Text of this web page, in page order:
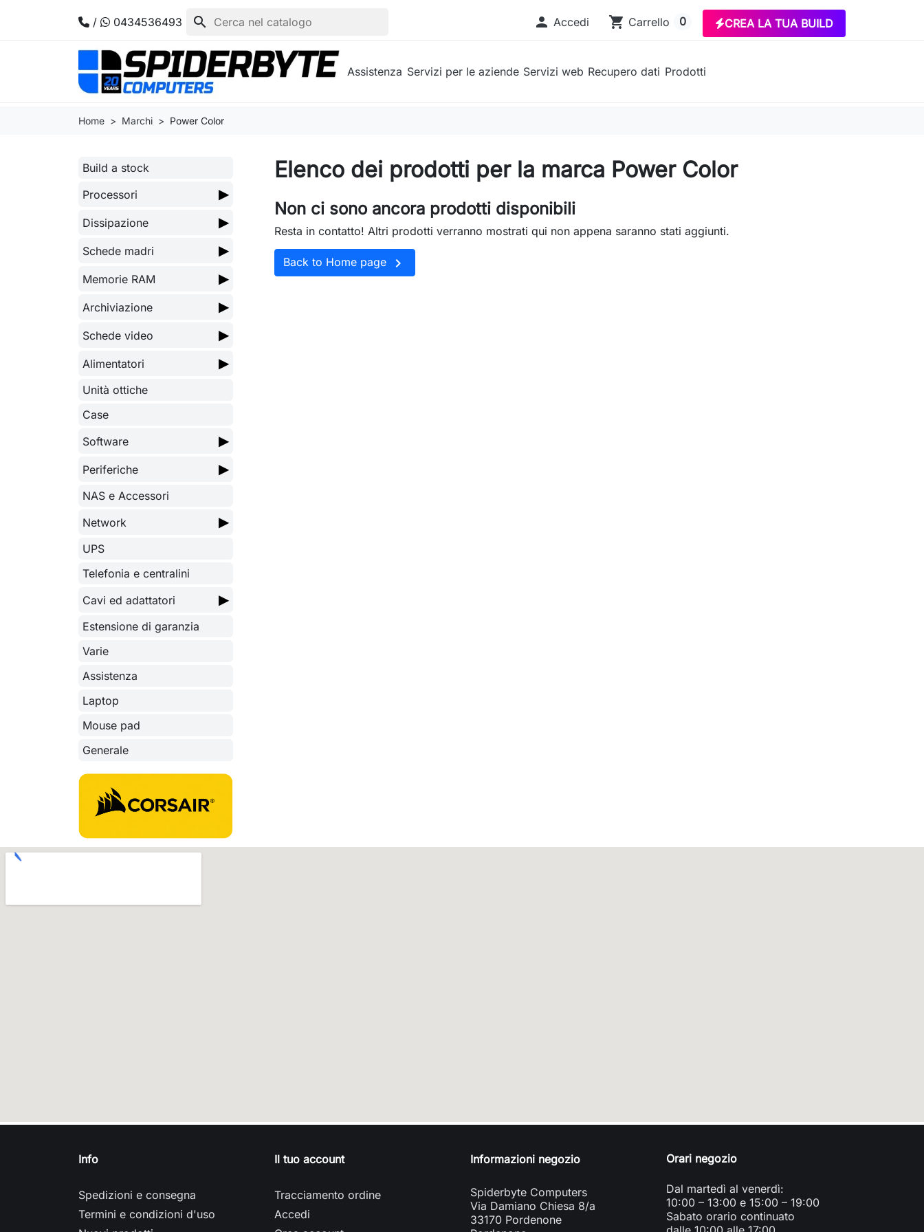
/ 0434536493 search  Accedi shopping_cart Carrello 0 CREA LA TUA BUILD
Assistenza Servizi per le aziende Servizi web Recupero dati Prodotti
Home Marchi Power Color
Build a stock
Processori
▶
Dissipazione ▶
Schede madri ▶
Memorie RAM ▶
Archiviazione ▶
Schede video ▶
Alimentatori ▶
Unità ottiche
Case
Software
▶
Periferiche ▶
NAS e Accessori
Network
▶
UPS
Telefonia e centralini
Cavi ed adattatori
▶
Estensione di garanzia
Varie
Assistenza
Laptop
Mouse pad
Generale
Elenco dei prodotti per la marca Power Color
Non ci sono ancora prodotti disponibili
Resta in contatto! Altri prodotti verranno mostrati qui non appena saranno stati aggiunti.
Back to Home page 
Info
Spedizioni e consegna
Termini e condizioni d'uso
Il tuo account
Tracciamento ordine
Accedi
Informazioni negozio
Spiderbyte Computers
Via Damiano Chiesa 8/a
33170 Pordenone
Orari negozio
Dal martedì al venerdì:
10:00 – 13:00 e 15:00 – 19:00
Sabato orario continuato